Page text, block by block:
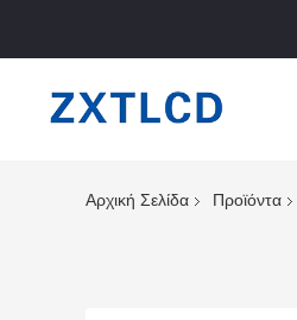
Αρχική Σελίδα Προϊόντα